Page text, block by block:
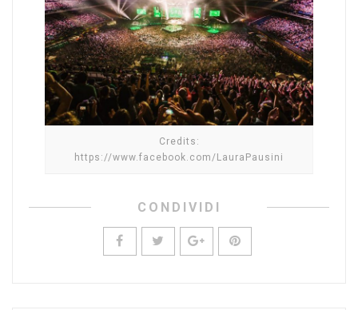
Credits:
https://www.facebook.com/LauraPausini
CONDIVIDI